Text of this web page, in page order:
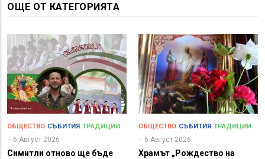
ОЩЕ ОТ КАТЕГОРИЯТА
ОБЩЕСТВО СЪБИТИЯ ТРАДИЦИИ
6 Август 2026
Симитли отново ще бъде
ОБЩЕСТВО СЪБИТИЯ ТРАДИЦИИ
6 Август 2026
Храмът „Рождество на